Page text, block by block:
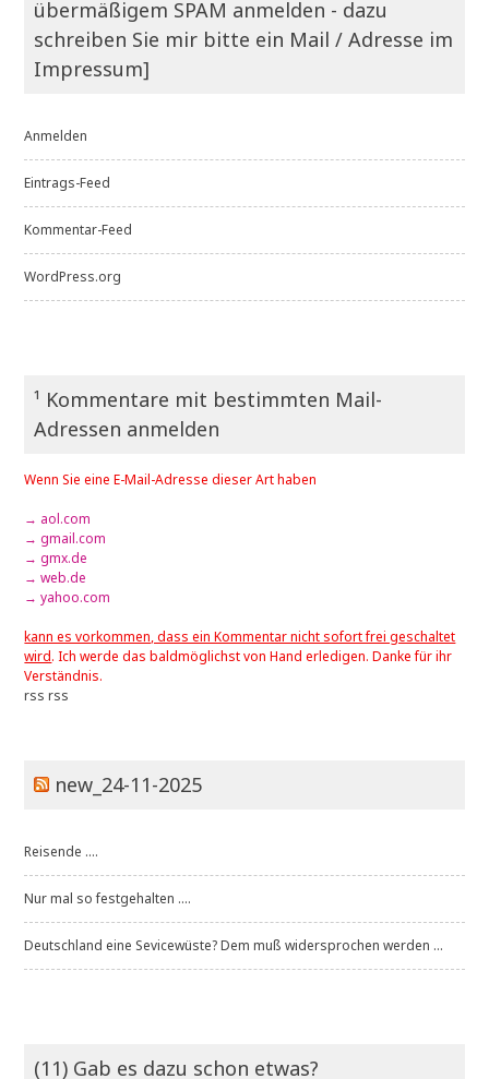
übermäßigem SPAM anmelden - dazu
schreiben Sie mir bitte ein Mail / Adresse im
Impressum]
Anmelden
Eintrags-Feed
Kommentar-Feed
WordPress.org
¹ Kommentare mit bestimmten Mail-
Adressen anmelden
Wenn Sie eine E-Mail-Adresse dieser Art haben
→ aol.com
→ gmail.com
→ gmx.de
→ web.de
→ yahoo.com
kann es vorkommen, dass ein Kommentar nicht sofort frei geschaltet
wird. Ich werde das baldmöglichst von Hand erledigen. Danke für ihr
Verständnis.
rss rss
new_24-11-2025
Reisende ....
Nur mal so festgehalten ....
Deutschland eine Sevicewüste? Dem muß widersprochen werden ...
(11) Gab es dazu schon etwas?